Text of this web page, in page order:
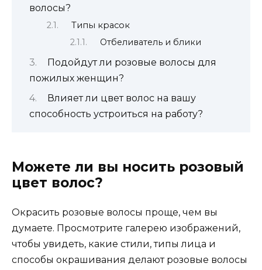
волосы?
Типы красок
Отбеливатель и блики
Подойдут ли розовые волосы для
пожилых женщин?
Влияет ли цвет волос на вашу
способность устроиться на работу?
Можете ли вы носить розовый
цвет волос?
Окрасить розовые волосы проще, чем вы
думаете. Просмотрите галерею изображений,
чтобы увидеть, какие стили, типы лица и
способы окрашивания делают розовые волосы